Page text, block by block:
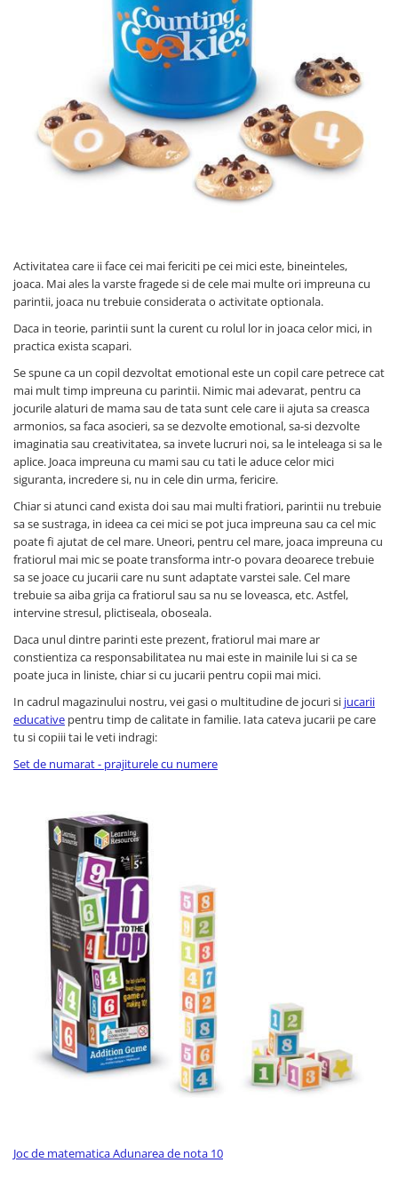
Interaktív játékok
Gyerek projektorok
Zenei eszközök gyerekeknek
Zenélő körhinták
Szerepjátékok
Mesemondás
Gyerekkonyhák
Varázs fúrógép
Gyerek Halloween jelmezek
Játékállatok
Dínós játékok
Háziállat figurák
Plüss figurák
Figurine
Montessori játékok
Különleges igények és Down-
szindróma
Ábécés játékok
Számos játékok
Numberblocks készletek
Motoros készségfejlesztő játékok
Gyümölcs- és zöldségjátékok
Kirakós játékok
Klasszikus kirakós
Formakirakós
Padlók kirakós
IQ kirakós
Fürdőjátékok
Csörgők
Fogzási játékok
Érzékelést fejlesztő játékok
Motoros játékok babáknak
Babamatracok
Válogató játékok
Zenélő játékok babáknak
Baba kirakósok
Ajándékok 8 éves gyerekeknek
Ajándékok 9 éves gyerekeknek
Ajándékok 10 éves gyerekeknek
Ajándékok 11 éves gyerekeknek
Ajándékok 12 éves gyerekeknek
Activitatea care ii face cei mai fericiti pe cei mici este, bineinteles,
joaca. Mai ales la varste fragede si de cele mai multe ori impreuna cu
parintii, joaca nu trebuie considerata o activitate optionala.
Daca in teorie, parintii sunt la curent cu rolul lor in joaca celor mici, in
practica exista scapari.
Se spune ca un copil dezvoltat emotional este un copil care petrece cat
mai mult timp impreuna cu parintii. Nimic mai adevarat, pentru ca
jocurile alaturi de mama sau de tata sunt cele care ii ajuta sa creasca
armonios, sa faca asocieri, sa se dezvolte emotional, sa-si dezvolte
imaginatia sau creativitatea, sa invete lucruri noi, sa le inteleaga si sa le
aplice. Joaca impreuna cu mami sau cu tati le aduce celor mici
siguranta, incredere si, nu in cele din urma, fericire.
Chiar si atunci cand exista doi sau mai multi fratiori, parintii nu trebuie
sa se sustraga, in ideea ca cei mici se pot juca impreuna sau ca cel mic
poate fi ajutat de cel mare. Uneori, pentru cel mare, joaca impreuna cu
fratiorul mai mic se poate transforma intr-o povara deoarece trebuie
sa se joace cu jucarii care nu sunt adaptate varstei sale. Cel mare
trebuie sa aiba grija ca fratiorul sau sa nu se loveasca, etc. Astfel,
intervine stresul, plictiseala, oboseala.
Daca unul dintre parinti este prezent, fratiorul mai mare ar
constientiza ca responsabilitatea nu mai este in mainile lui si ca se
poate juca in liniste, chiar si cu jucarii pentru copii mai mici.
In cadrul magazinului nostru, vei gasi o multitudine de jocuri si jucarii
educative pentru timp de calitate in familie. Iata cateva jucarii pe care
tu si copiii tai le veti indragi:
Set de numarat - prajiturele cu numere
Joc de matematica Adunarea de nota 10